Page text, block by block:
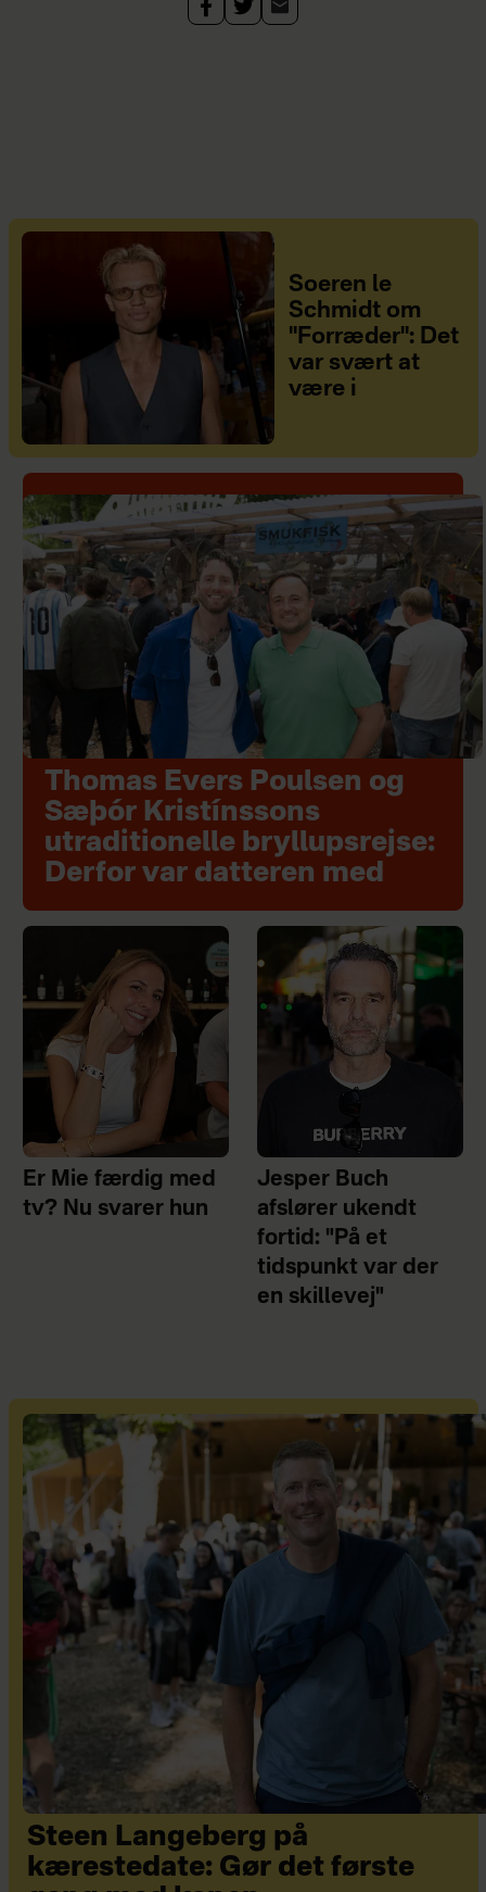
Soeren le
Schmidt om
"Forræder": Det
var svært at
være i
Thomas Evers Poulsen og
Sæþór Kristínssons
utraditionelle bryllupsrejse:
Derfor var datteren med
Er Mie færdig med
tv? Nu svarer hun
Jesper Buch
afslører ukendt
fortid: "På et
tidspunkt var der
en skillevej"
Steen Langeberg på
kærestedate: Gør det første